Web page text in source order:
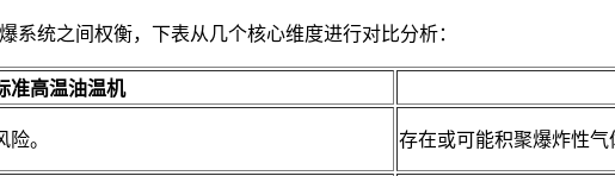
统之间权衡，下表从几个核心维度进行对比分析：
准高温油温机
。 存在或可能积聚爆炸性气